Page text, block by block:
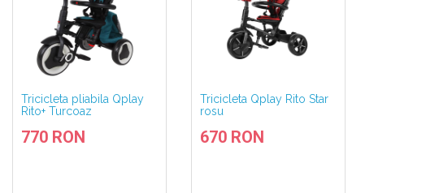
Tricicleta pliabila Qplay
Rito+ Turcoaz
770 RON
Tricicleta Qplay Rito Star
rosu
670 RON